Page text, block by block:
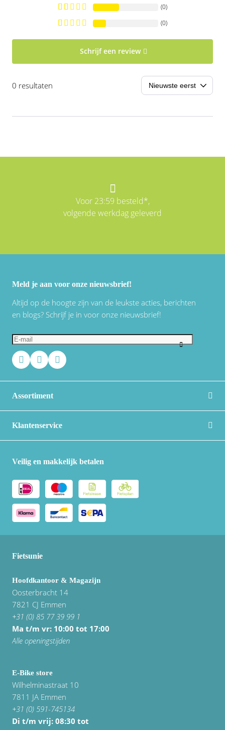
(0)
(0)
Schrijf een review
0 resultaten
Voor 23:59 besteld*,
volgende werkdag geleverd
Meld je aan voor onze nieuwsbrief!
Altijd op de hoogte zijn van de leukste acties, berichten
en blogs? Schrijf je in voor onze nieuwsbrief!
Assortiment
Klantenservice
Veilig en makkelijk betalen
Fietsunie
Hoofdkantoor & Magazijn
Oosterbracht 14
7821 CJ Emmen
+31 (0) 85 77 39 99 1
Ma t/m vr: 10:00 tot 17:00
Alle openingstijden
E-Bike store
Wilhelminastraat 10
7811 JA Emmen
+31 (0) 591-745134
Di t/m vrij: 08:30 tot